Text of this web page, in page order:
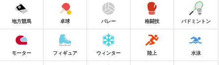
地方競馬 卓球 バレー 格闘技 バドミントン
モーター フィギュア ウィンター 陸上 水泳